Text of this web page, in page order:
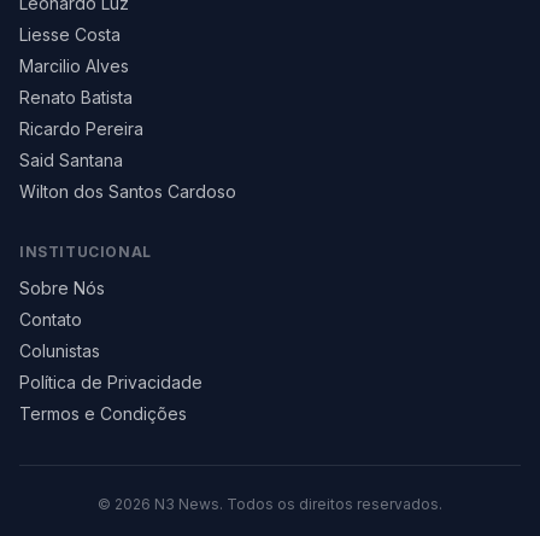
Liesse Costa
Marcilio Alves
Renato Batista
Ricardo Pereira
Said Santana
Wilton dos Santos Cardoso
INSTITUCIONAL
Sobre Nós
Contato
Colunistas
Política de Privacidade
Termos e Condições
© 2026 N3 News. Todos os direitos reservados.